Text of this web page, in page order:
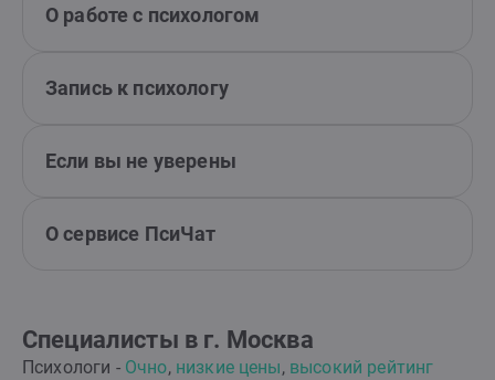
О работе с психологом
Запись к психологу
Если вы не уверены
О сервисе ПсиЧат
Специалисты в г. Москва
Психологи - Очно, низкие цены, высокий рейтинг